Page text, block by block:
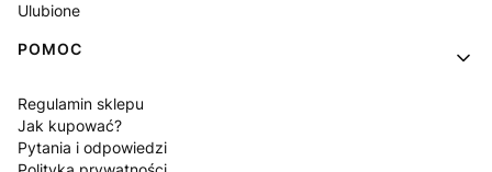
Ulubione
POMOC
Regulamin sklepu
Jak kupować?
Pytania i odpowiedzi